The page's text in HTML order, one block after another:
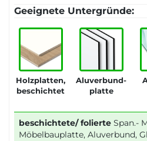
Geeignete Untergründe:
Holzplatten,
beschichtet
Aluverbund-
platte
beschichtete/ folierte Span.-
Möbelbauplatte, Aluverbund,